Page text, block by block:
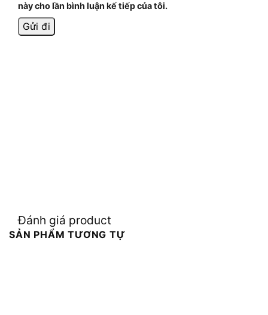
này cho lần bình luận kế tiếp của tôi.
Đánh giá product
SẢN PHẨM TƯƠNG TỰ